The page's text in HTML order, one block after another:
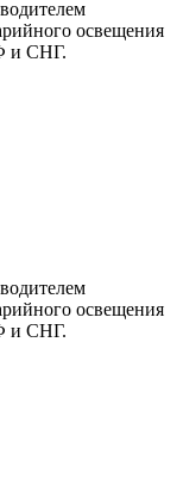
освещения
и СНГ.
освещения
и СНГ.